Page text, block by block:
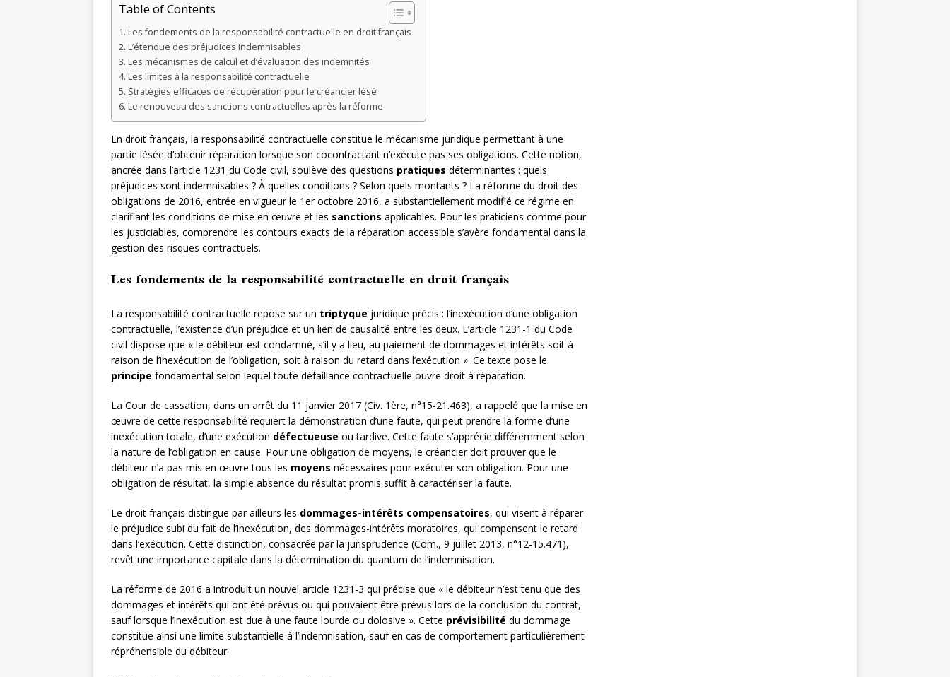
Table of Contents
Les fondements de la responsabilité contractuelle en droit français
L’étendue des préjudices indemnisables
Les mécanismes de calcul et d’évaluation des indemnités
Les limites à la responsabilité contractuelle
Stratégies efficaces de récupération pour le créancier lésé
Le renouveau des sanctions contractuelles après la réforme
En droit français, la responsabilité contractuelle constitue le mécanisme juridique permettant à une
partie lésée d’obtenir réparation lorsque son cocontractant n’exécute pas ses obligations. Cette notion,
ancrée dans l’article 1231 du Code civil, soulève des questions pratiques déterminantes : quels
préjudices sont indemnisables ? À quelles conditions ? Selon quels montants ? La réforme du droit des
obligations de 2016, entrée en vigueur le 1er octobre 2016, a substantiellement modifié ce régime en
clarifiant les conditions de mise en œuvre et les sanctions applicables. Pour les praticiens comme pour
les justiciables, comprendre les contours exacts de la réparation accessible s’avère fondamental dans la
gestion des risques contractuels.
Les fondements de la responsabilité contractuelle en droit français
La responsabilité contractuelle repose sur un triptyque juridique précis : l’inexécution d’une obligation
contractuelle, l’existence d’un préjudice et un lien de causalité entre les deux. L’article 1231-1 du Code
civil dispose que « le débiteur est condamné, s’il y a lieu, au paiement de dommages et intérêts soit à
raison de l’inexécution de l’obligation, soit à raison du retard dans l’exécution ». Ce texte pose le
principe fondamental selon lequel toute défaillance contractuelle ouvre droit à réparation.
La Cour de cassation, dans un arrêt du 11 janvier 2017 (Civ. 1ère, n°15-21.463), a rappelé que la mise en
œuvre de cette responsabilité requiert la démonstration d’une faute, qui peut prendre la forme d’une
inexécution totale, d’une exécution défectueuse ou tardive. Cette faute s’apprécie différemment selon
la nature de l’obligation en cause. Pour une obligation de moyens, le créancier doit prouver que le
débiteur n’a pas mis en œuvre tous les moyens nécessaires pour exécuter son obligation. Pour une
obligation de résultat, la simple absence du résultat promis suffit à caractériser la faute.
Le droit français distingue par ailleurs les dommages-intérêts compensatoires, qui visent à réparer
le préjudice subi du fait de l’inexécution, des dommages-intérêts moratoires, qui compensent le retard
dans l’exécution. Cette distinction, consacrée par la jurisprudence (Com., 9 juillet 2013, n°12-15.471),
revêt une importance capitale dans la détermination du quantum de l’indemnisation.
La réforme de 2016 a introduit un nouvel article 1231-3 qui précise que « le débiteur n’est tenu que des
dommages et intérêts qui ont été prévus ou qui pouvaient être prévus lors de la conclusion du contrat,
sauf lorsque l’inexécution est due à une faute lourde ou dolosive ». Cette prévisibilité du dommage
constitue ainsi une limite substantielle à l’indemnisation, sauf en cas de comportement particulièrement
répréhensible du débiteur.